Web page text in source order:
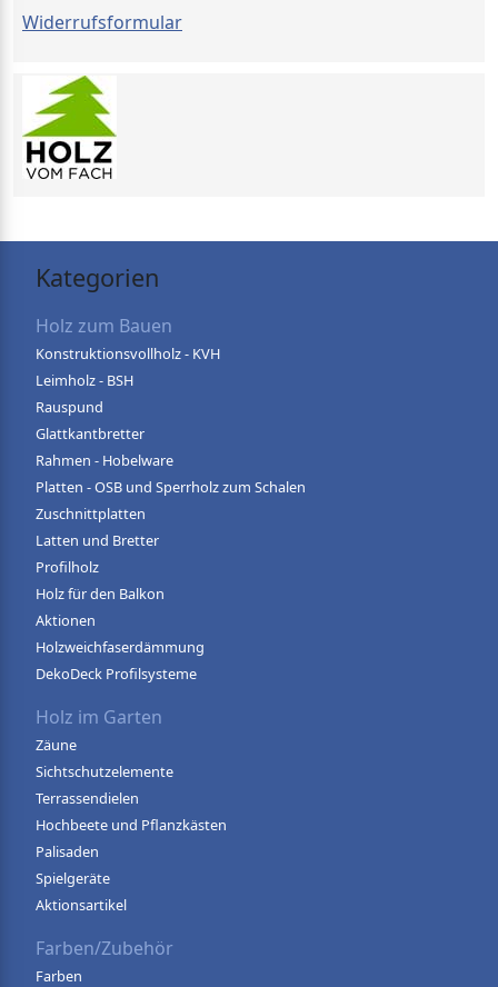
Widerrufsformular
Kategorien
Holz zum Bauen
Konstruktionsvollholz - KVH
Leimholz - BSH
Rauspund
Glattkantbretter
Rahmen - Hobelware
Platten - OSB und Sperrholz zum Schalen
Zuschnittplatten
Latten und Bretter
Profilholz
Holz für den Balkon
Aktionen
Holzweichfaserdämmung
DekoDeck Profilsysteme
Holz im Garten
Zäune
Sichtschutzelemente
Terrassendielen
Hochbeete und Pflanzkästen
Palisaden
Spielgeräte
Aktionsartikel
Farben/Zubehör
Farben